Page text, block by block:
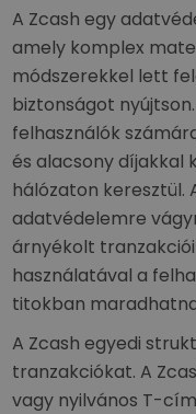
A Zcash egy
amely komplex
módszerekkel lett
biztonságot
felhasználók
és alacsony díjakkal
hálózaton keresztül.
adatvédelemre
árnyékolt
használatával a
titokban
A Zcash egyedi
tranzakciókat. A
vagy nyilvános T-